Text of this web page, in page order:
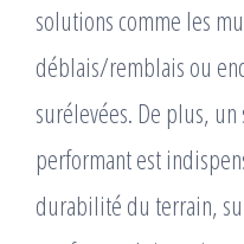
solutions comme les
déblais/remblais ou
surélevées. De plus,
performant est
durabilité du terrain,